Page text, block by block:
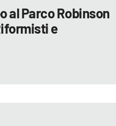
al Parco Robinson
e